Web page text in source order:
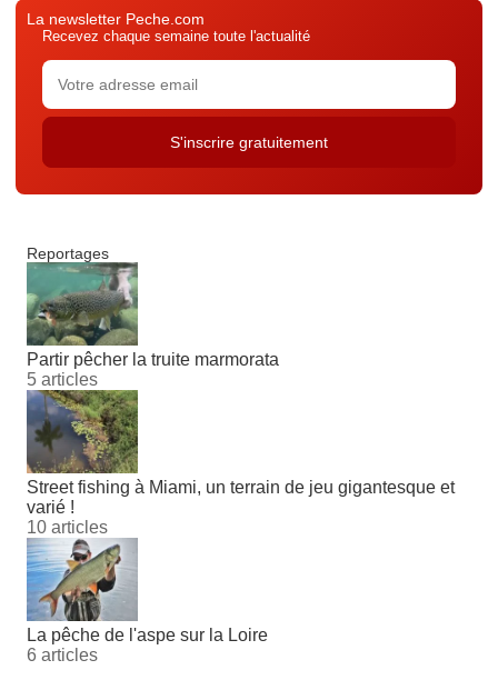
La newsletter Peche.com
Recevez chaque semaine toute l'actualité
Reportages
Partir pêcher la truite marmorata
5 articles
Street fishing à Miami, un terrain de jeu gigantesque et
varié !
10 articles
La pêche de l'aspe sur la Loire
6 articles